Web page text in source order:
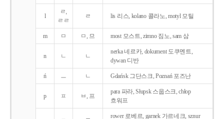
l
ㄹ,
ㄹㄹ
ㄹ lis 리스, kolano 콜라노, motyl 모틸
m ㅁ ㅁ, 므 most 모스트, zimno 짐노, sam 삼
n ㄴ ㄴ
nerka 네르카, dokument 도쿠멘트,
dywan 디반
ń ㅡ ㄴ Gdańsk 그단스크, Poznań 포즈난
p ㅍ ㅂ, 프
para 파라, Słupsk 스웁스크, chłop
흐워프
rower 로베르, garnek 가르네크, sznur